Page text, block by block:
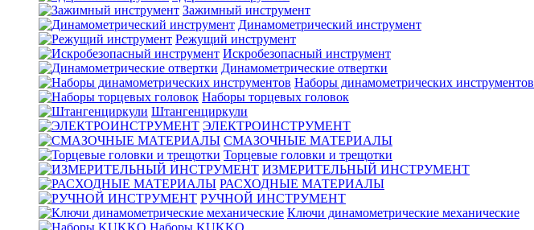
Зажимный инструмент
Динамометрический инструмент
Режущий инструмент
Искробезопасный инструмент
Динамометрические отвертки
Наборы динамометрических инструментов
Наборы торцевых головок
Штангенциркули
ЭЛЕКТРОИНСТРУМЕНТ
СМАЗОЧНЫЕ МАТЕРИАЛЫ
Торцевые головки и трещотки
ИЗМЕРИТЕЛЬНЫЙ ИНСТРУМЕНТ
РАСХОДНЫЕ МАТЕРИАЛЫ
РУЧНОЙ ИНСТРУМЕНТ
Ключи динамометрические механические
Наборы KUKKO